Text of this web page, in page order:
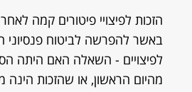
הזכות לפיצויי פיטורים קמה
באשר להפרשה לביטוח
לפיצויים - השאלה האם היתה
מהיום הראשון, או שהזכות